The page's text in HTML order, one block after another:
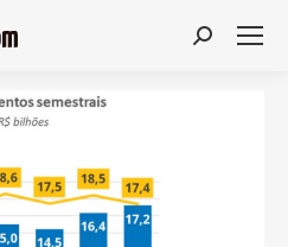
Search: